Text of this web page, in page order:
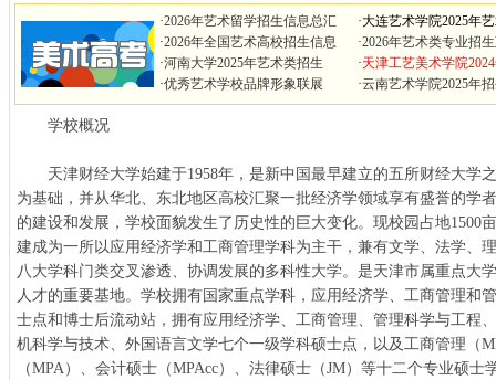
·2026年艺术留学招生信息总汇
·2026年全国艺术高校招生信息
·河南大学2025年艺术类招生
·优秀艺术学校品牌形象联展
·大连艺术学院2025年
·2026年艺术类专业招
·天津工艺美术学院
·云南艺术学院2025年
学校概况
天津财经大学始建于1958年，是新中国最早建立的五所财经大学
为基础，并从华北、东北地区高校汇聚一批经济学领域享有盛誉的学
的建设和发展，学校面貌发生了历史性的巨大变化。现校园占地1500
建成为一所以应用经济学和工商管理学科为主干，兼有文学、法学、
八大学科门类交叉渗透、协调发展的多科性大学。是天津市属重点大
人才的重要基地。学校拥有国家重点学科，应用经济学、工商管理和
士点和博士后流动站，拥有应用经济学、工商管理、管理科学与工程
机科学与技术、外国语言文学七个一级学科硕士点，以及工商管理（
（MPA）、会计硕士（MPAcc）、法律硕士（JM）等十二个专业硕